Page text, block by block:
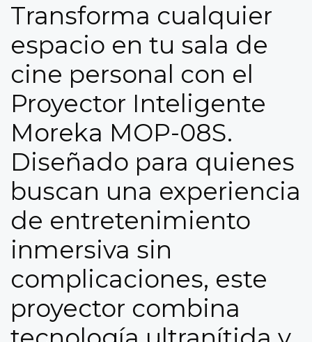
Transforma cualquier
espacio en tu sala de
cine personal con el
Proyector Inteligente
Moreka MOP-08S.
Diseñado para quienes
buscan una experiencia
de entretenimiento
inmersiva sin
complicaciones, este
proyector combina